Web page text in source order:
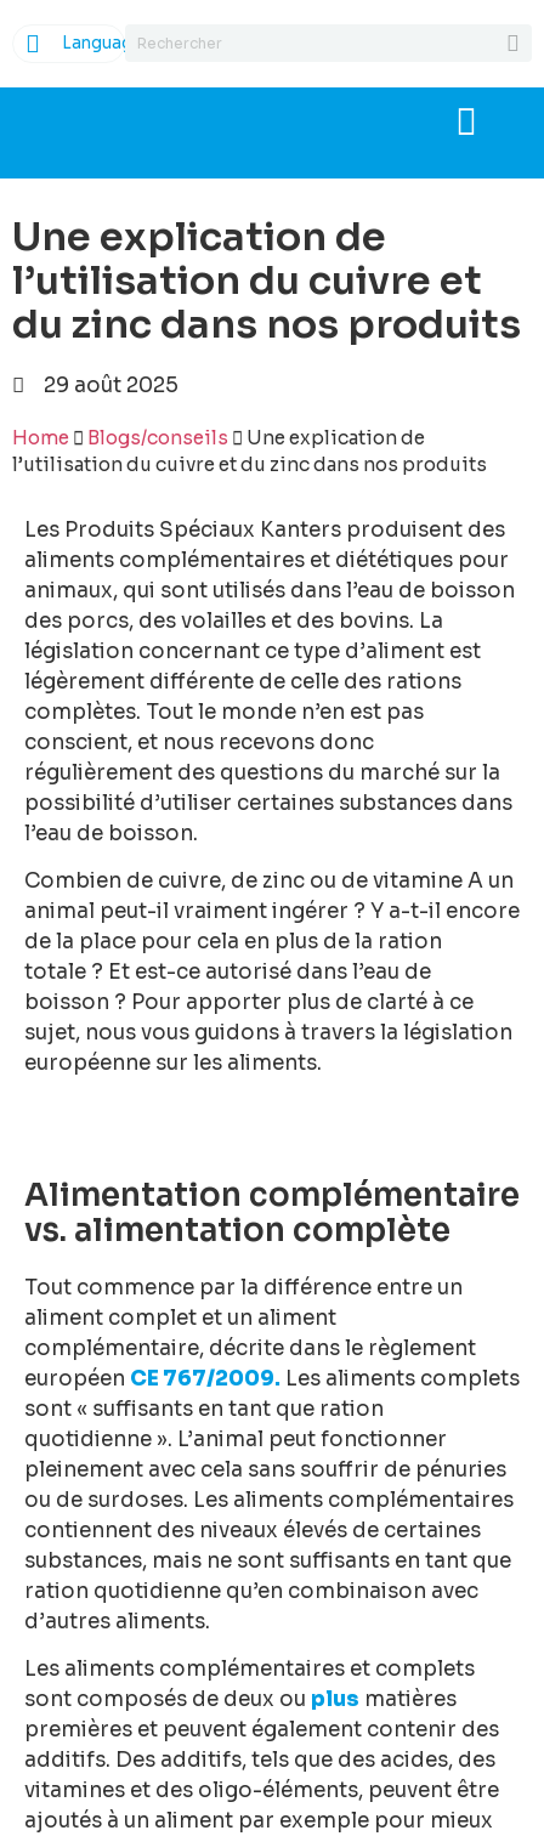
Language
Une explication de
l’utilisation du cuivre et
du zinc dans nos produits
29 août 2025
Home Blogs/conseils
Une explication de
l’utilisation du cuivre et du zinc dans nos produits
Les Produits Spéciaux Kanters produisent des
aliments complémentaires et diététiques pour
animaux, qui sont utilisés dans l’eau de boisson
des porcs, des volailles et des bovins. La
législation concernant ce type d’aliment est
légèrement différente de celle des rations
complètes. Tout le monde n’en est pas
conscient, et nous recevons donc
régulièrement des questions du marché sur la
possibilité d’utiliser certaines substances dans
l’eau de boisson.
Combien de cuivre, de zinc ou de vitamine A un
animal peut-il vraiment ingérer ? Y a-t-il encore
de la place pour cela en plus de la ration
totale ? Et est-ce autorisé dans l’eau de
boisson ? Pour apporter plus de clarté à ce
sujet, nous vous guidons à travers la législation
européenne sur les aliments.
Alimentation complémentaire
vs. alimentation complète
Tout commence par la différence entre un
aliment complet et un aliment
complémentaire, décrite dans le règlement
européen CE 767/2009. Les aliments complets
sont « suffisants en tant que ration
quotidienne ». L’animal peut fonctionner
pleinement avec cela sans souffrir de pénuries
ou de surdoses. Les aliments complémentaires
contiennent des niveaux élevés de certaines
substances, mais ne sont suffisants en tant que
ration quotidienne qu’en combinaison avec
d’autres aliments.
Les aliments complémentaires et complets
sont composés de deux ou plus matières
premières et peuvent également contenir des
additifs. Des additifs, tels que des acides, des
vitamines et des oligo-éléments, peuvent être
ajoutés à un aliment par exemple pour mieux